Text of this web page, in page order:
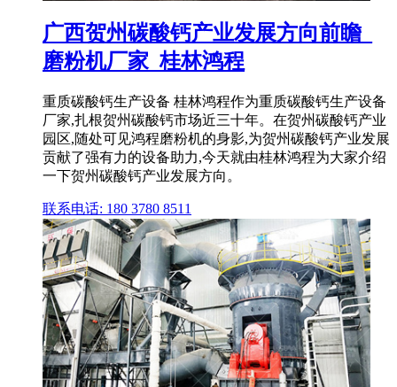
广西贺州碳酸钙产业发展方向前瞻_
磨粉机厂家_桂林鸿程
重质碳酸钙生产设备 桂林鸿程作为重质碳酸钙生产设备
厂家,扎根贺州碳酸钙市场近三十年。在贺州碳酸钙产业
园区,随处可见鸿程磨粉机的身影,为贺州碳酸钙产业发展
贡献了强有力的设备助力,今天就由桂林鸿程为大家介绍
一下贺州碳酸钙产业发展方向。
联系电话: 180 3780 8511